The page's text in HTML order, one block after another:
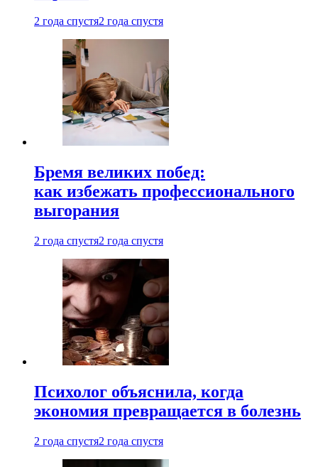
2 года спустя2 года спустя
Бремя великих побед:
как избежать профессионального
выгорания
2 года спустя2 года спустя
Психолог объяснила, когда
экономия превращается в болезнь
2 года спустя2 года спустя